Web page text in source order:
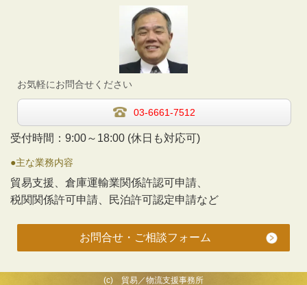
お気軽にお問合せください
03-6661-7512
受付時間：9:00～18:00 (休日も対応可)
●主な業務内容
貿易支援、倉庫運輸業関係許認可申請、
税関関係許可申請、民泊許可認定申請など
お問合せ・ご相談フォーム
(c) 貿易／物流支援事務所